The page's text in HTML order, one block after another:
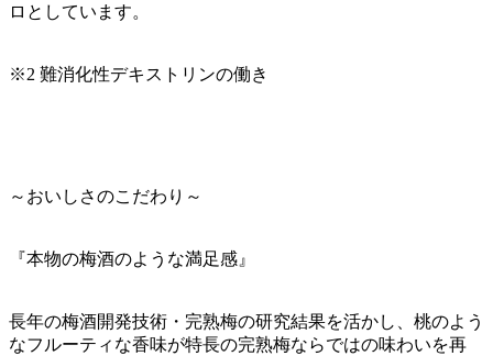
ロとしています。
※2 難消化性デキストリンの働き
～おいしさのこだわり～
『本物の梅酒のような満足感』
長年の梅酒開発技術・完熟梅の研究結果を活かし、桃のよう
なフルーティな香味が特長の完熟梅ならではの味わいを再